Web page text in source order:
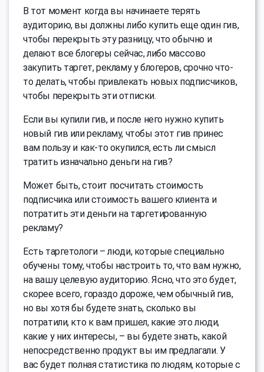
В тот момент когда вы начинаете терять
аудиторию, вы должны либо купить еще один гив,
чтобы перекрыть эту разницу, что обычно и
делают все блогеры сейчас, либо массово
закупить таргет, рекламу у блогеров, срочно что-
то делать, чтобы привлекать новых подписчиков,
чтобы перекрыть эти отписки.
Если вы купили гив, и после него нужно купить
новый гив или рекламу, чтобы этот гив принес
вам пользу и как-то окупился, есть ли смысл
тратить изначально деньги на гив?
Может быть, стоит посчитать стоимость
подписчика или стоимость вашего клиента и
потратить эти деньги на таргетированную
рекламу?
Есть таргетологи – люди, которые специально
обучены тому, чтобы настроить то, что вам нужно,
на вашу целевую аудиторию. Ясно, что это будет,
скорее всего, гораздо дороже, чем обычный гив,
но вы хотя бы будете знать, сколько вы
потратили, кто к вам пришел, какие это люди,
какие у них интересы, – вы будете знать, какой
непосредственно продукт вы им предлагали. У
вас будет полная статистика по людям, которые с